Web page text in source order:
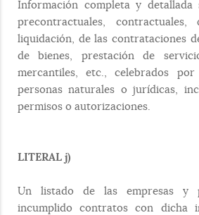
Información completa y detallada
precontractuales,
liquidación, de las contrataciones
de bienes, prestación de
mercantiles, etc., celebrados
personas naturales o jurídicas,
permisos o autorizaciones.
LITERAL j)
Un listado de las empresas y
incumplido contratos con dicha